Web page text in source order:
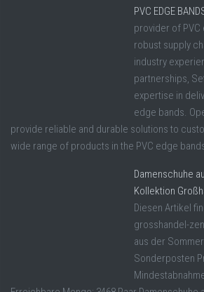
PVC EDGE
provider of PVC
robust supply
industry
partnerships,
expertise in
edge bands.
provide reliable and durable solutions to
wide range of products in the PVC edge
Damenschuhe
Kollektion
Diesen Artikel
grosshandel-
aus der
Sonderposten